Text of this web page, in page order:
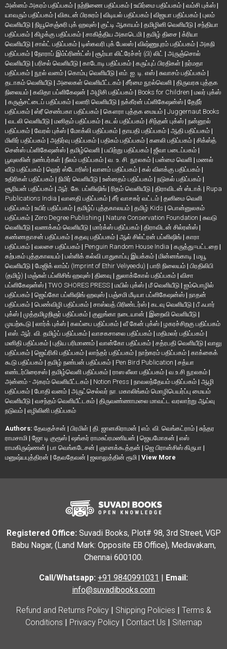
அன்னம் அகரம் பதிப்பகம் | நற்றிணை பதிப்பகம் | உயிர்மை பதிப்பகம் | வம்சி புக்ஸ் |
யாவரும் பதிப்பகம் | விகடன் பிரசுரம் | விடியல் பதிப்பகம் | விஜயா பதிப்பகம் | புலம்
வெளியீடு | நியூசெஞ்சுரி புக் ஹவுஸ் | குட்டி ஆகாயம் | தமிழினி வெளியீடு | சந்தியா
பதிப்பகம் | கிழக்கு பதிப்பகம் | சாகித்திய அகாடெமி | தமிழ் திசை | க்ரியா
வெளியீடு | சால்ட் பதிப்பகம் | டிஸ்கவரி புக் பேலஸ் | விஷ்ணுபுரம் பதிப்பகம் | அகநி
பதிப்பகம் | நோராப் இம்ப்ரிண்ட்ஸ் | சூர்யா லிட்ரேச்சர் (பி) லிட் | அருஞ்சொல்
வெளியீடு | பரிசல் வெளியீடு | காடோடி பதிப்பகம் | கருப்புப் பிரதிகள் | நர்மதா
பதிப்பகம் | நூல் வனம் | கொம்பு வெளியீடு | எம். ஐ. டி. எஸ் | சுவாசம் பதிப்பகம் |
தடாகம் வெளியீடு | அலைகள் வெளியீட்டகம் | சீர்மை நூல்வெளி | திருவரசு புத்தக
நிலையம் | கவிதா பப்ளிகேஷன் | அழிசி பதிப்பகம் | Books for Children | மலர் புக்ஸ்
| கருஞ்சட்டைப் பதிப்பகம் | வளரி வெளியீடு | நக்கீரன் பப்ளிகேஷன்ஸ் | தேநீர்
பதிப்பகம் | ஸ்ரீ செண்பகா பதிப்பகம் | கௌரா புத்தக மையம் | Juggernaut Books
| வடலி வெளியீடு | மனிதம் பதிப்பகம் | கடல் பதிப்பகம் | சிந்தன் புக்ஸ் | நன்னூல்
பதிப்பகம் | வேரல் புக்ஸ் | மோக்லி பதிப்பகம் | தாயதி பதிப்பகம் | ஆதி பதிப்பகம் |
மிளிர் பதிப்பகம் | அதிர்வு பதிப்பகம் | பதிகம் பதிப்பகம் | கனலி பதிப்பகம் | சிக்ஸ்த்
சென்ஸ் பப்ளிகேஷன்ஸ் | தமிழ்வெளி | பயிற்று பதிப்பகம் | ஜீவா படைப்பகம் |
பூவுலகின் நண்பர்கள் | நீலம் பதிப்பகம் | வ. உ. சி. நூலகம் | பன்மை வெளி | மணல்
வீடு பதிப்பகம் | ஹெர் ஸ்டோரிஸ் | வானம் பதிப்பகம் | கல் விளக்கு பதிப்பகம் |
உதிரிகள் பதிப்பகம் | நிமிர் வெளியீடு | உன்னதம் பதிப்பகம் | நடுகல் பதிப்பகம் |
சூரியன் பதிப்பகம் | ஆர். கே. பப்ளிஷிங் | ரிதம் வெளியீடு | திராவிடன் ஸ்டாக் | Rupa
Publications India | வானதி பதிப்பகம் | சீர் வாசகர் வட்டம் | தனிமை வெளி
பதிப்பகம் | உயிர் பதிப்பகம் | தமிழ்ப் புத்தகாலயம் | தமிழ் Kids | பொன்னுலகம்
பதிப்பகம் | Zero Degree Publishing | Nature Conservation Foundation | சுவடு
வெளியீடு | வணக்கம் வெளியீடு | மார்க்ஸ் பதிப்பகம் | திராவிடன் சில்ரன்ஸ் |
கண்ணதாசன் பதிப்பகம் | கதவு பதிப்பகம் | ஆல் சில்ட்ரன் பப்ளிஷிங் | காரா
பதிப்பகம் | வலசை பதிப்பகம் | Penguin Random House India | கருத்து=பட்டறை |
கற்பகம் புத்தகாலயம் | பள்ளிக் கல்வி பாதுகாப்பு இயக்கம் | மின்னங்காடி | மயூ
வெளியீடு | மேஜிக் லாம்ப் (Imprint of Ethir Veliyeedu) | பாரி நிலையம் | பிரதிலிபி
(தமிழ்) | மஞ்சுள் பப்ளிசிங் ஹவுஸ் | தினவு | துலாக்கோல் பதிப்பகம் | விசா
பப்ளிகேஷன்ஸ் | TWO SHORES PRESS | மயில் புக்ஸ் | மீ வெளியீடு | ஐம்பொழில்
பதிப்பகம் | ஜெய்கோ பப்ளிஷிங் ஹவுஸ் | பஞ்சமி மீடியா பப்ளிகேஷன்ஸ் | நாதன்
பதிப்பகம் | பெண்விழி பதிப்பகம் | சாஸ்வத் பிரிண்டர்ஸ் | கடவு வெளியீடு | பீ ஃபார்
புக்ஸ் | முத்தமிழறிஞர் பதிப்பகம் | குலுங்கா நடையான் | இறைவி வெளியீடு |
முயற்கூடு | லார்க் புக்ஸ் | கலப்பை பதிப்பகம் | வீ கேன் புக்ஸ் | ழகரச்சிறகு பதிப்பகம்
| எஸ். ஆர். வி. தமிழ்ப் பதிப்பகம் | வாசகசாலை பதிப்பகம் | மதிமலர் பதிப்பகம் |
மனிதி பதிப்பகம் | புதிய பரிமாணம் | வான்கோ பதிப்பகம் | சத்ரபதி வெளியீடு | வாலு
பதிப்பகம் | ஜெய்ரிகி பதிப்பகம் | லாந்தர் பதிப்பகம் | நாற்கரம் பதிப்பகம் | காக்கைக்
கூடு பதிப்பகம் | தமிழ் நண்பன் பதிப்பகம் | Pen Bird Publication | சத்யா
எண்டர்பிரைசஸ் | தமிழ்வெளி பதிப்பகம் | ராஸ லீலா பதிப்பகம் | வ.உ.சி நூலகம் |
அன்னம் - அகரம் வெளியீட்டகம் | Notion Press | நாவலந்தேயம் பதிப்பகம் | ஆழி
பதிப்பகம் | போதி வனம் | அருட்செல்வர் நா. மகாலிங்கம் மொழிபெயர்ப்பு மையம்
வெளியீடு | வசந்தம் வெளியீட்டகம் | திருவண்ணாமலை மாவட்ட வரலாற்று ஆய்வு
நடுவம் | எழிலினி பதிப்பகம்
Authors: தேவதச்சன் | பிரமிள் | தி. ஜானகிராமன் | எம். வி. வெங்கட்ராம் | சுந்தர
ராமசாமி | ஜோ டி குரூஸ் | ஷங்கர் ராமசுப்ரமணியன் | ஜெயமோகன் | எஸ்
ராமகிருஷ்ணன் | பா வெங்கடேசன் | ஞானக்கூத்தன் | ஜெ பிரான்சிஸ் கிருபா |
மனுஷ்யபுத்திரன் | தேவதேவன் | ஜலாலுத்தின் ரூமி | View More
Registered Office: Suvadi Books, Plot# 98, 3rd Street, VGP
Babu Nagar, (Land Mark: Opposite EB Office), Medavakam,
Chennai 600100.
Call/Whatsapp: +91 9840991031 | Email:
info@suvadibooks.com
Refund and Returns Policy| Shipping Policies | Terms &
Conditions | Privacy Policy| Contact Us | Sitemap